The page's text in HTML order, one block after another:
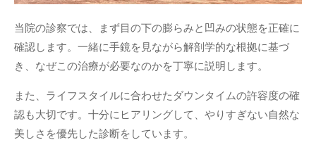
当院の診察では、まず目の下の膨らみと凹みの状態を正確に
確認します。一緒に手鏡を見ながら解剖学的な根拠に基づ
き、なぜこの治療が必要なのかを丁寧に説明します。
また、ライフスタイルに合わせたダウンタイムの許容度の確
認も大切です。十分にヒアリングして、やりすぎない自然な
美しさを優先した診断をしています。